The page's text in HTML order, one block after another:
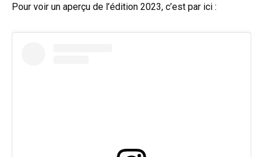
Pour voir un aperçu de l’édition 2023, c’est par ici :